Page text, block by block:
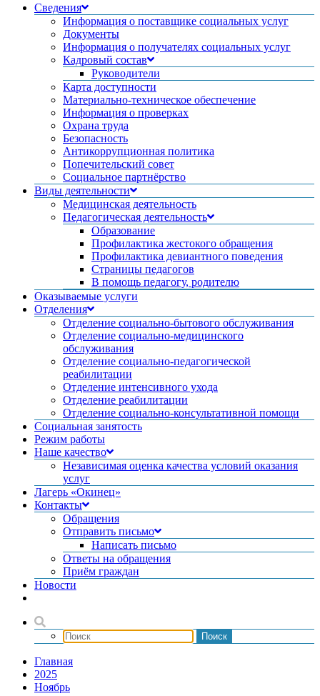
Сведения
Информация о поставщике социальных услуг
Документы
Информация о получателях социальных услуг
Кадровый состав
Руководители
Карта доступности
Материально-техническое обеспечение
Информация о проверках
Охрана труда
Безопасность
Антикоррупционная политика
Попечительский совет
Социальное партнёрство
Виды деятельности
Медицинская деятельность
Педагогическая деятельность
Образование
Профилактика жестокого обращения
Профилактика девиантного поведения
Страницы педагогов
В помощь педагогу, родителю
Оказываемые услуги
Отделения
Отделение социально-бытового обслуживания
Отделение социально-медицинского
обслуживания
Отделение социально-педагогической
реабилитации
Отделение интенсивного ухода
Отделение реабилитации
Отделение социально-консультативной помощи
Социальная занятость
Режим работы
Наше качество
Независимая оценка качества условий оказания
услуг
Лагерь «Окинец»
Контакты
Обращения
Отправить письмо
Написать письмо
Ответы на обращения
Приём граждан
Новости
Главная
2025
Ноябрь